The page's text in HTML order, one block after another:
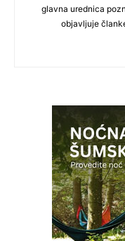
glavna urednica
objavljuje